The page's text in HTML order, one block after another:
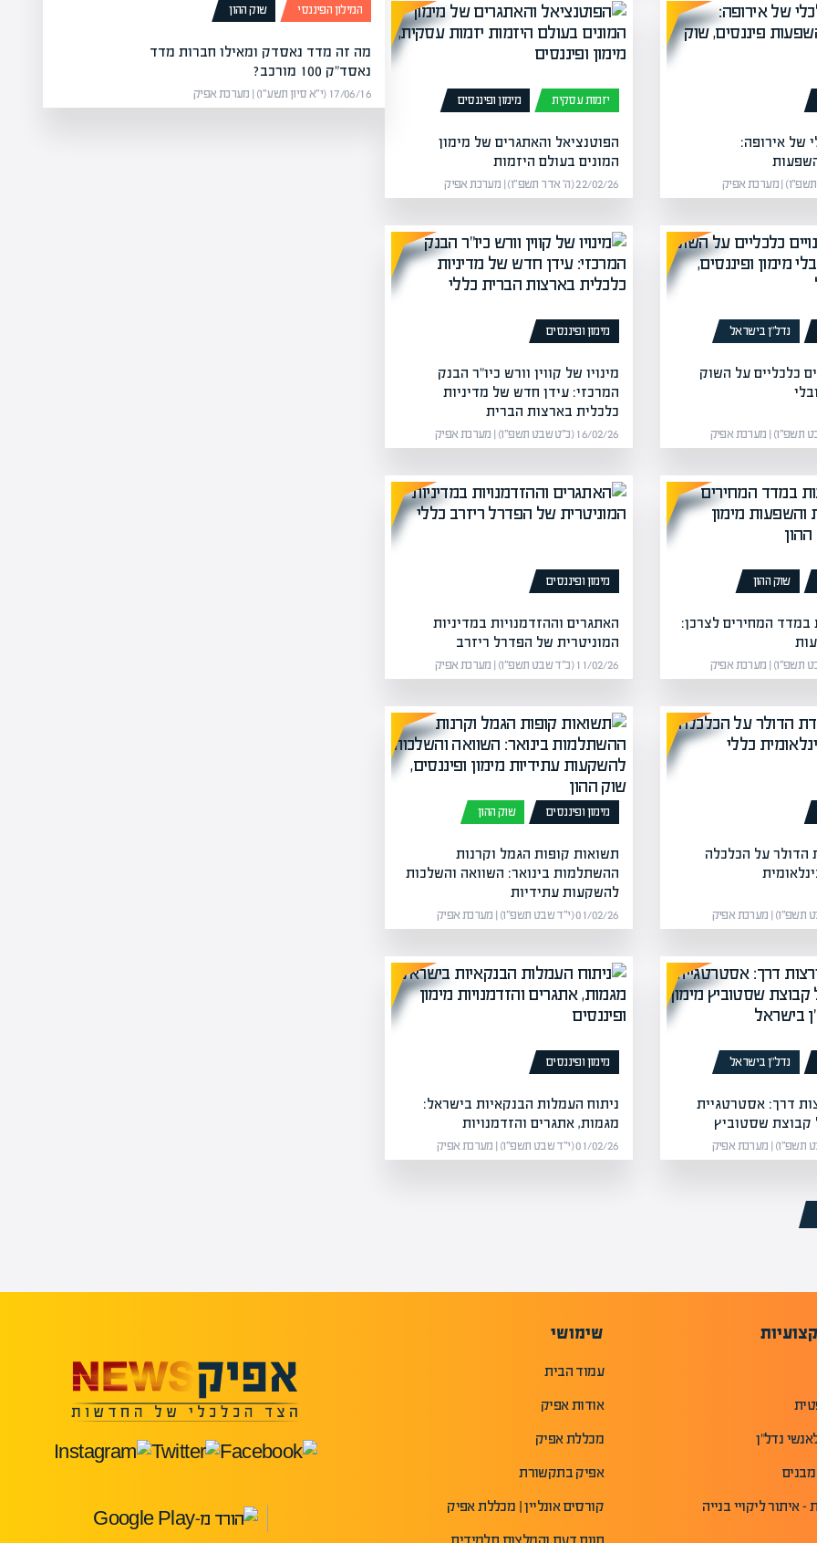
של אירופה:
יזמות עסקית מימון ופיננסים
הפוטנציאל והאתגרים של מימון
המונים בעולם היזמות
22/02/26 (ה׳ אדר תשפ״ו) | מערכת אפיק
נדל”ן בישראל
כלכליים על השוק
מימון ופיננסים
מינויו של קווין וורש כיו"ר הבנק
המרכזי: עידן חדש של מדיניות
כלכלית בארצות הברית
16/02/26 (כ״ט שבט תשפ״ו) | מערכת אפיק
שוק ההון
במדד המחירים לצרכן:
מימון ופיננסים
האתגרים וההזדמנויות במדיניות
המוניטרית של הפדרל ריזרב
11/02/26 (כ״ד שבט תשפ״ו) | מערכת אפיק
הדולר על הכלכלה
מימון ופיננסים שוק ההון
תשואות קופות הגמל וקרנות
ההשתלמות בינואר: השוואה והשלכות
להשקעות עתידיות
01/02/26 (י״ד שבט תשפ״ו) | מערכת אפיק
נדל”ן בישראל
דרך: אסטרטגיית
שסטוביץ
מימון ופיננסים
ניתוח העמלות הבנקאיות בישראל:
מגמות, אתגרים והזדמנויות
01/02/26 (י״ד שבט תשפ״ו) | מערכת אפיק
המילון הפיננסי שוק ההון
מה זה מדד נאסדק ומאילו חברות מדד
נאסד"ק 100 מורכב?
17/06/16 (י״א סיון תשע״ו) | מערכת אפיק
נדל"ן
איתור ליקויי בנייה
שימושי
עמוד הבית
אודות אפיק
מכללת אפיק
אפיק בתקשורת
קורסים אונליין | מכללת אפיק